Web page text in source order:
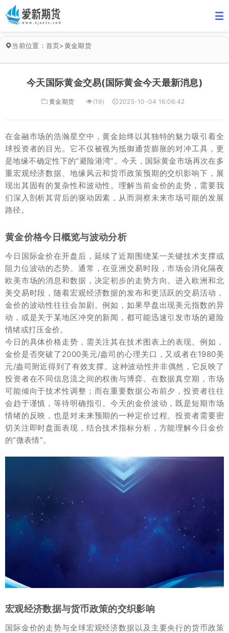
当前位置： 首页>黄金期货
今天国际黄金交易(国际黄金今天最新消息)
黄金期货 (19) 2025-10-04 16:06:42
在金融市场的浩瀚星空中，黄金始终以其独特的魅力吸引着全
球投资者的目光。它不仅被视为抵御通货膨胀的对冲工具，更
是地缘不确定性下的“避险港湾”。今天，国际黄金市场再次在多
重宏观经济数据、地缘风云和货币政策预期的交织影响下，展
现出其固有的复杂性和波动性。理解当前金价的走势，需要我
们深入剖析其背后的驱动因素，从而洞察未来市场可能的发展
路径。
黄金价格今日概览与波动分析
今日国际金价在开盘后，延续了近期围绕某一关键技术支撑或
阻力位波动的态势。通常，在亚洲交易时段，市场会消化隔夜
欧美市场的消息和数据，决定初步的走势方向。进入欧洲和北
美交易时段，随着宏观经济数据的发布和更活跃的交易活动，
金价的波动性往往会加剧。例如，如果早盘出现美元指数的异
动，或是关于某地区冲突的新闻，都可能迅速引发市场的避险
情绪或打压金价。
今日的具体价格走势，需关注其在技术图表上的表现。例如，
金价是否突破了2000美元/盎司的心理关口，又或者在1980美
元/盎司附近得到了有效支撑。这种波动性并非偶然，它反映了
投资者在不同信息流之间的权衡与博弈。在数据真空期，市场
可能倾向于技术性调整；而在重要数据公布前夕，投资者往往
会趋于谨慎，等待明确指引。今天的金价波动，既是短期市场
情绪的反映，也是对未来预期的一种定价过程。投资者需要密
切关注即时盘面表现，结合技术指标分析，方能理解今日金价
的“微表情”。
宏观经济数据与货币政策的交织影响
国际金价的走势与全球宏观经济数据以及主要央行的货币政策